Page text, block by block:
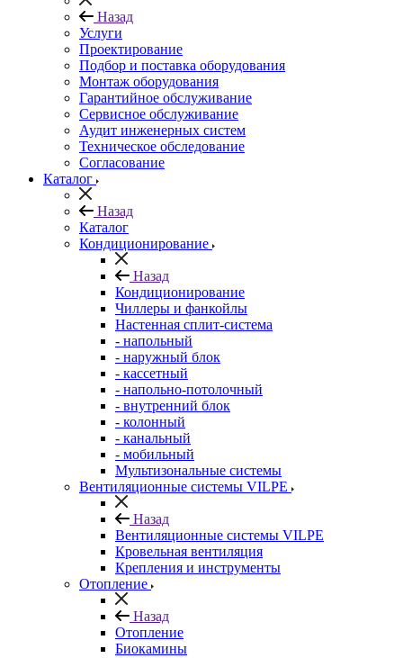
Назад
Услуги
Проектирование
Подбор и поставка оборудования
Монтаж оборудования
Гарантийное обслуживание
Сервисное обслуживание
Аудит инженерных систем
Техническое обследование
Согласование
Каталог
Назад
Каталог
Кондиционирование
Назад
Кондиционирование
Чиллеры и фанкойлы
Настенная сплит-система
- напольный
- наружный блок
- кассетный
- напольно-потолочный
- внутренний блок
- колонный
- канальный
- мобильный
Мультизональные системы
Вентиляционные системы VILPE
Назад
Вентиляционные системы VILPE
Кровельная вентиляция
Крепления и инструменты
Отопление
Назад
Отопление
Биокамины